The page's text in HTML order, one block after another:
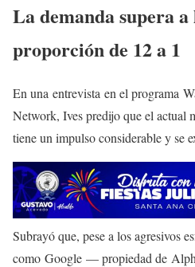
La demanda supera
proporción de 12 a 1
En una entrevista en el programa
Network, Ives predijo que el actual
tiene un impulso considerable y se
Subrayó que, pese a los agresivos
como Google — propiedad de